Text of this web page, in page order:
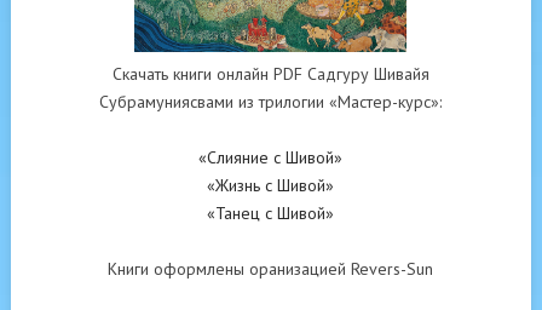
Скачать книги онлайн PDF Садгуру Шивайя
Субрамуниясвами из трилогии «Мастер-курс»:
«Слияние с Шивой»
«Жизнь с Шивой»
«Танец с Шивой»
Книги оформлены оранизацией Revers-Sun